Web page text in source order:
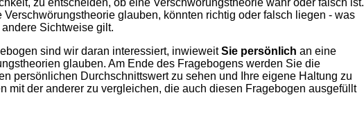
zu entscheiden, ob eine Verschwörungstheorie wahr oder falsch ist.
Verschwörungstheorie glauben, könnten richtig oder falsch liegen - was
Sichtweise gilt.
sind wir daran interessiert, inwieweitSie persönlich an eine
glauben. Am Ende des Fragebogens werden Sie die
persönlichen Durchschnittswert zu sehen und Ihre eigene Haltung zu
mit der anderer zu vergleichen, die auch diesen Fragebogen ausgefüllt